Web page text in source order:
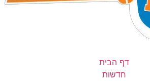
דף הבית
חדשות